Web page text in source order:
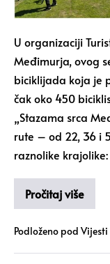
U organizaciji
Međimurja, ovog
biciklijada koja je
čak oko 450
„Stazama srca
rute – od 22, 36 i
raznolike
Pročitaj više
Podloženo pod Vijesti